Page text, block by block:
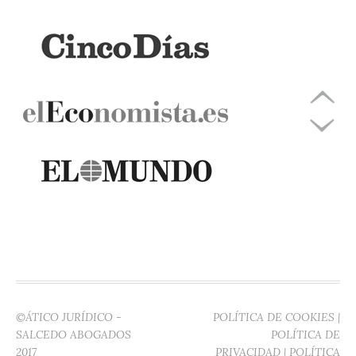
©ÁTICO JURÍDICO -
SALCEDO ABOGADOS
2017
POLÍTICA DE COOKIES |
POLÍTICA DE
PRIVACIDAD | POLÍTICA